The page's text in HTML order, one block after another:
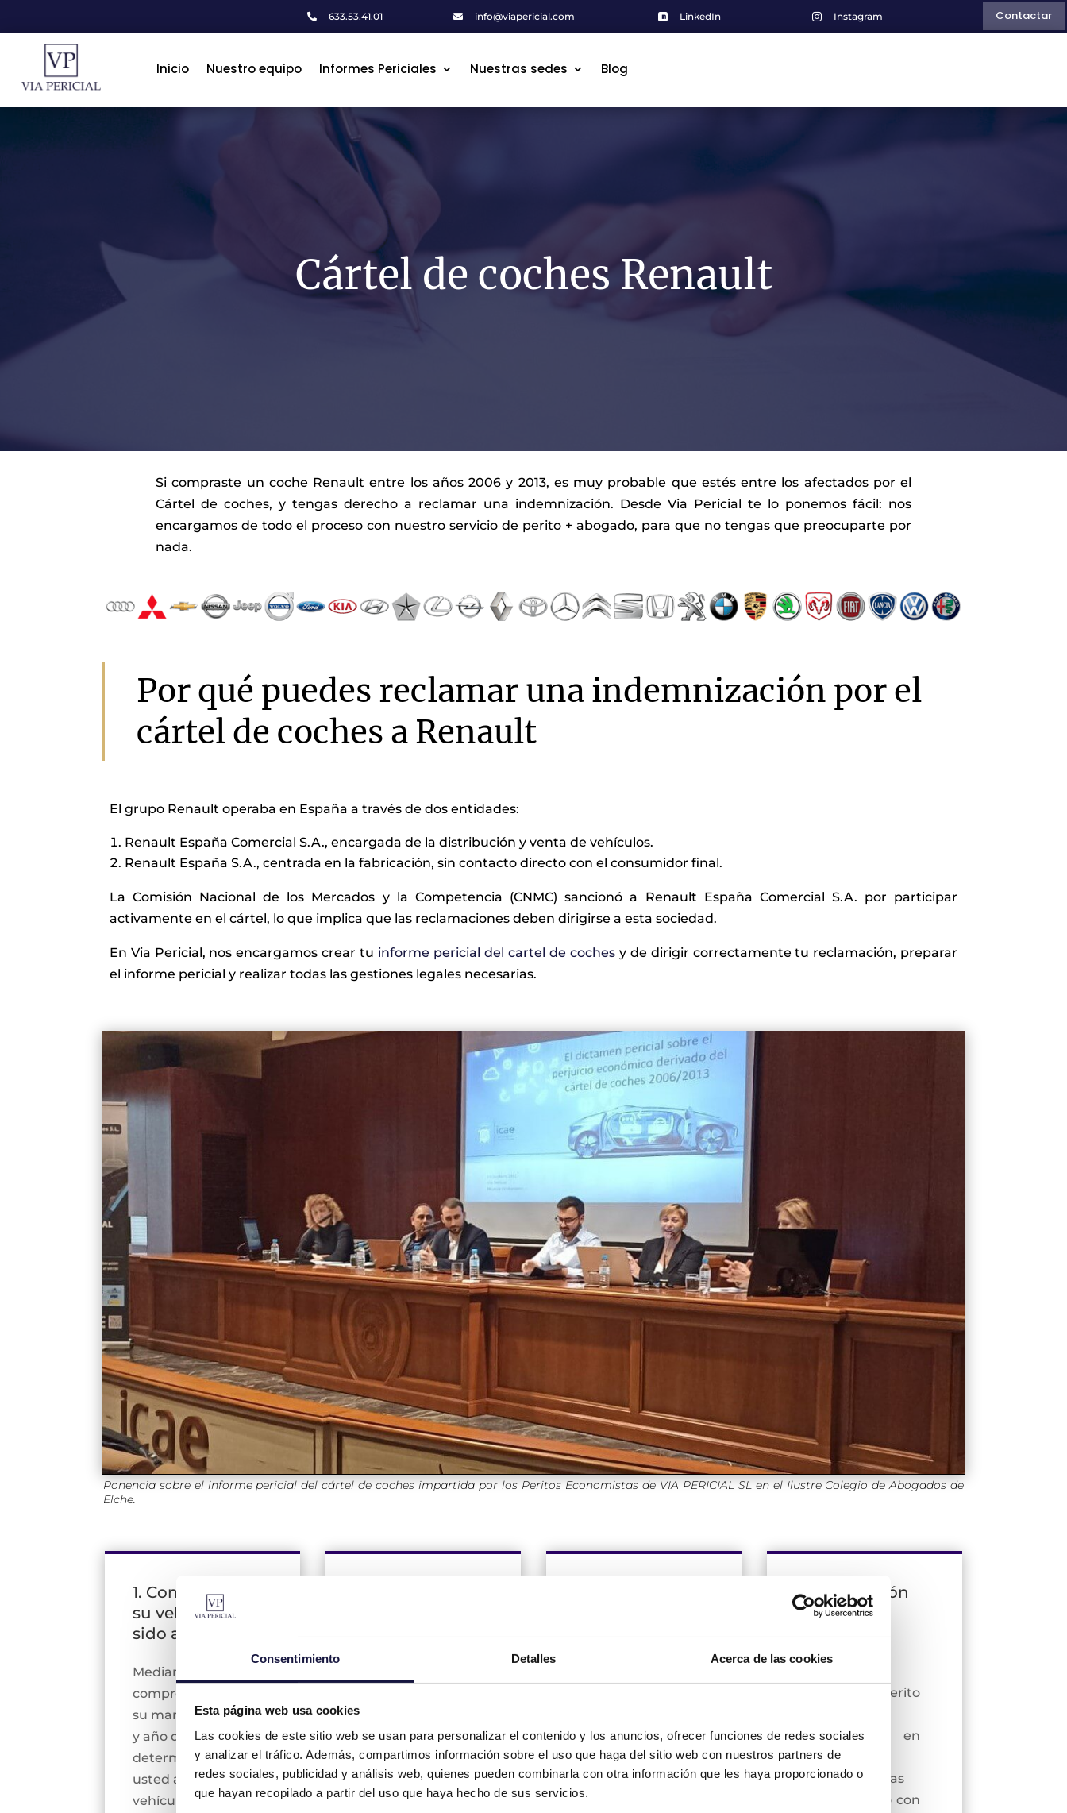
Consentimiento Detalles Acerca de las cookies
Esta página web usa cookies
Las cookies de este sitio web se usan para personalizar el contenido y los anuncios, ofrecer funciones de redes sociales
y analizar el tráfico. Además, compartimos información sobre el uso que haga del sitio web con nuestros partners de
redes sociales, publicidad y análisis web, quienes pueden combinarla con otra información que les haya proporcionado o
que hayan recopilado a partir del uso que haya hecho de sus servicios.
 633.53.41.01  info@viapericial.com  LinkedIn  Instagram Contactar
Inicio Nuestro equipo Informes Periciales Nuestras sedes Blog
Inicio Nuestro equipo Informes Periciales Nuestras sedes Blog
Cártel de coches Renault
Si compraste un coche Renault entre los años 2006 y 2013, es muy probable que estés entre los afectados por el
Cártel de coches, y tengas derecho a reclamar una indemnización. Desde Via Pericial te lo ponemos fácil: nos
encargamos de todo el proceso con nuestro servicio de perito + abogado, para que no tengas que preocuparte por
nada.
Por qué puedes reclamar una indemnización por el
cártel de coches a Renault
El grupo Renault operaba en España a través de dos entidades:
Renault España Comercial S.A., encargada de la distribución y venta de vehículos.
Renault España S.A., centrada en la fabricación, sin contacto directo con el consumidor final.
La Comisión Nacional de los Mercados y la Competencia (CNMC) sancionó a Renault España Comercial S.A. por participar
activamente en el cártel, lo que implica que las reclamaciones deben dirigirse a esta sociedad.
En Via Pericial, nos encargamos crear tu informe pericial del cartel de cochesy de dirigir correctamente tu reclamación, preparar
el informe pericial y realizar todas las gestiones legales necesarias.
Ponencia sobre el informe pericial del cártel de coches impartida por los Peritos Economistas de VIA PERICIAL SL en el Ilustre Colegio de Abogados de
Elche.
1. Comprobar si
su vehículo ha
sido afectado
Mediante la
comprobación de
su marca, modelo
y año de compra se
determinará si
usted adquirió su
vehículo en el
del vehículo
documentación
necesaria para el
desarrollo del
informe pericial.
Documentos que
Pericial
un informe pericial
robusto que
cuantifique el
perjuicio
4. Ratificación
del Informe
ante
Tribunales
El Perito
especializado en
prácticas
anticompetitivas
asistirá a juicio con